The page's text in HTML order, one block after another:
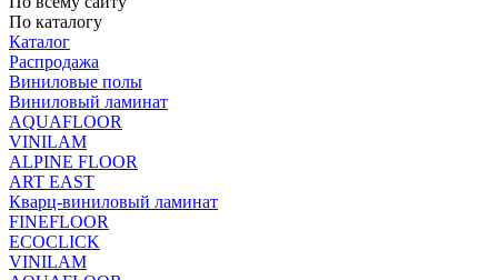
По каталогу
Каталог
Распродажа
Виниловые полы
Виниловый ламинат
AQUAFLOOR
VINILAM
ALPINE FLOOR
ART EAST
Кварц-виниловый ламинат
FINEFLOOR
ECOCLICK
VINILAM